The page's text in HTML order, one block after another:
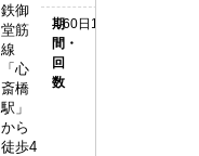
鉄御
堂筋
線
「心
斎橋
駅」
から
徒歩4
期
間・
回
数
60日16回